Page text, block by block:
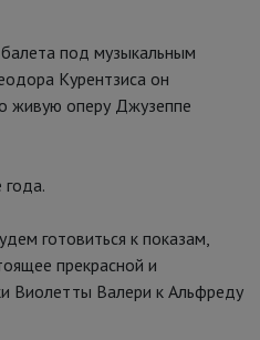
под музыкальным
Курентзиса он
живую оперу Джузеппе
готовиться к показам,
прекрасной и
Виолетты Валери к Альфреду